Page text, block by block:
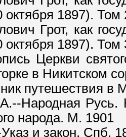
октября 1897). Том
Грот, как
октября 1897). Том
Церкви
в Никитском
путешествия в
Народная Русь.
народа. М. 1901
и закон. Спб.